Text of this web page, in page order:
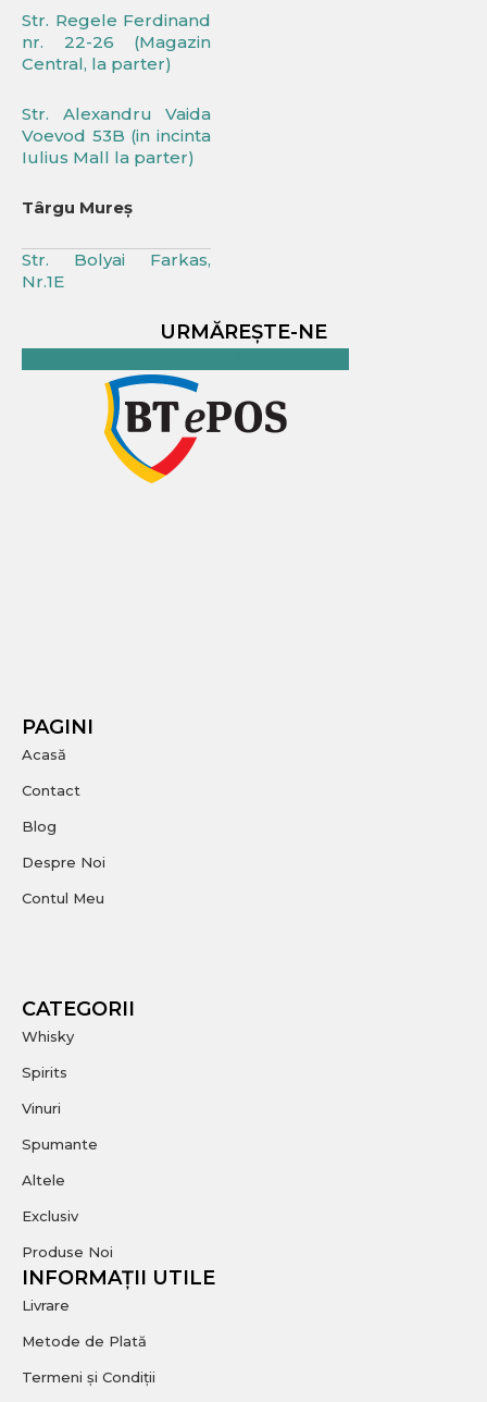
Str. Regele Ferdinand
nr. 22-26 (Magazin
Central, la parter)
Str. Alexandru Vaida
Voevod 53B (in incinta
Iulius Mall la parter)
Târgu Mureș
Str. Bolyai Farkas,
Nr.1E
URMĂREȘTE-NE
PAGINI
Acasă
Contact
Blog
Despre Noi
Contul Meu
CATEGORII
Whisky
Spirits
Vinuri
Spumante
Altele
Exclusiv
Produse Noi
INFORMAȚII UTILE
Livrare
Metode de Plată
Termeni și Condiții